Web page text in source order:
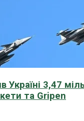
Україні 3,47
та Gripen